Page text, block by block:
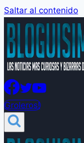
Saltar al contenido
Groleros!